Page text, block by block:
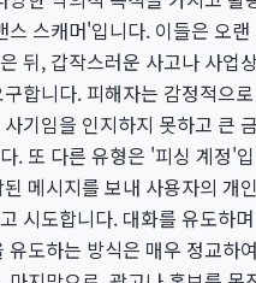
스 스캐머'입니다. 이들은 오
뒤, 갑작스러운 사고나 사업
합니다. 피해자는 감정적으
기임을 인지하지 못하고 큰
. 또 다른 유형은 '피싱 계정'
메시지를 보내 사용자의 개
시도합니다. 대화를 유도하
유도하는 방식은 매우 정교하